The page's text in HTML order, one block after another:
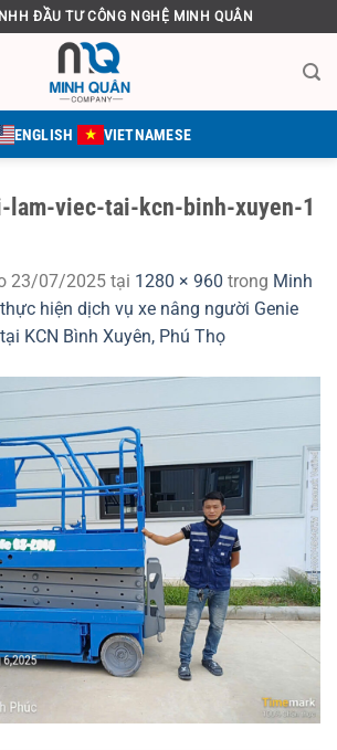
ĐẦU TƯ CÔNG NGHỆ MINH QUÂN
ENGLISH VIETNAMESE
lam-viec-tai-kcn-binh-xuyen-1
23/07/2025 tại 1280 × 960 trong Minh
hiện dịch vụ xe nâng người Genie
KCN Bình Xuyên, Phú Thọ